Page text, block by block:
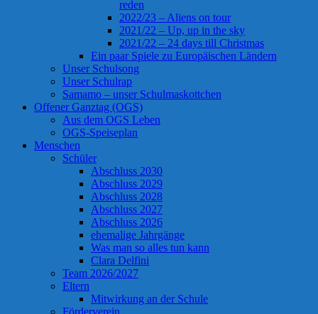
reden
2022/23 – Aliens on tour
2021/22 – Up, up in the sky
2021/22 – 24 days till Christmas
Ein paar Spiele zu Europäischen Ländern
Unser Schulsong
Unser Schulrap
Samamo – unser Schulmaskottchen
Offener Ganztag (OGS)
Aus dem OGS Leben
OGS-Speiseplan
Menschen
Schüler
Abschluss 2030
Abschluss 2029
Abschluss 2028
Abschluss 2027
Abschluss 2026
ehemalige Jahrgänge
Was man so alles tun kann
Clara Delfini
Team 2026/2027
Eltern
Mitwirkung an der Schule
Förderverein